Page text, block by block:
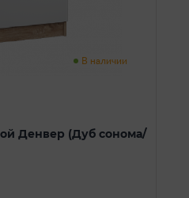
В наличии
Денвер (Дуб сонома/